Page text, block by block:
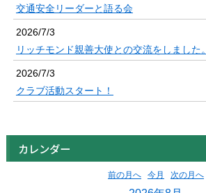
交通安全リーダーと語る会
2026/7/3
リッチモンド親善大使との交流をしました。
2026/7/3
クラブ活動スタート！
カレンダー
前の月へ 今月 次の月へ